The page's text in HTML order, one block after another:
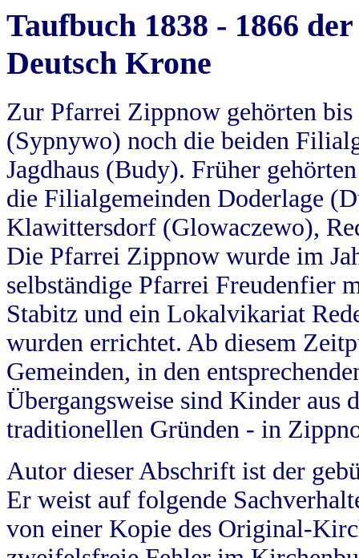
Taufbuch 1838 - 1866
Deutsch Krone
Zur Pfarrei Zippnow gehörten
(Sypnywo) noch die beiden
Jagdhaus (Budy). Früher
die Filialgemeinden Doderlage
Klawittersdorf (Glowaczewo),
Die Pfarrei Zippnow wurde im
selbständige Pfarrei Freudenfier
Stabitz und ein Lokalvikariat
wurden errichtet. Ab diesem
Gemeinden, in den
Übergangsweise sind Kinder aus
traditionellen Gründen - in
Autor dieser Abschrift ist der
Er weist auf folgende
von einer Kopie des Original-